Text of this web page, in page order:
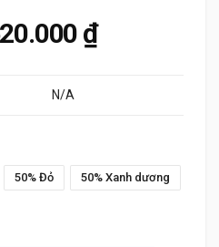
₫Khoảng
N/A
50% Đỏ 50% Xanh dương